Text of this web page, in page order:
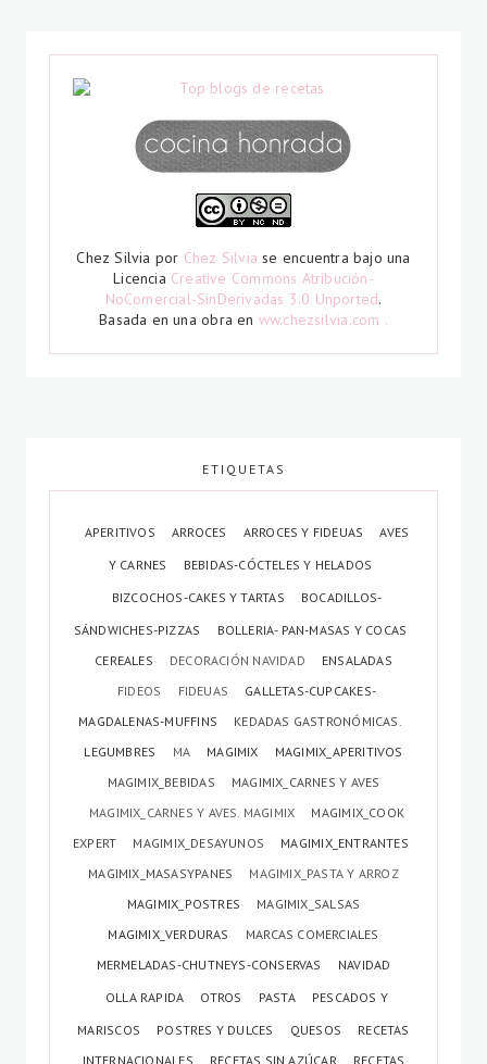
Chez Silvia por Chez Silvia se encuentra bajo una
Licencia Creative Commons Atribución-
NoComercial-SinDerivadas 3.0 Unported.
Basada en una obra en ww.chezsilvia.com .
ETIQUETAS
APERITIVOS ARROCES ARROCES Y FIDEUAS
AVES
Y CARNES
BEBIDAS-CÓCTELES Y HELADOS
BIZCOCHOS-CAKES Y TARTAS
BOCADILLOS-
SÁNDWICHES-PIZZAS
BOLLERIA- PAN-MASAS Y COCAS
CEREALES
DECORACIÓN NAVIDAD
ENSALADAS
FIDEOS
FIDEUAS
GALLETAS-CUPCAKES-
MAGDALENAS-MUFFINS
KEDADAS GASTRONÓMICAS.
LEGUMBRES
MA MAGIMIX
MAGIMIX_APERITIVOS
MAGIMIX_BEBIDAS
MAGIMIX_CARNES Y AVES
MAGIMIX_CARNES Y AVES. MAGIMIX
MAGIMIX_COOK
EXPERT
MAGIMIX_DESAYUNOS
MAGIMIX_ENTRANTES
MAGIMIX_MASASYPANES
MAGIMIX_PASTA Y ARROZ
MAGIMIX_POSTRES
MAGIMIX_SALSAS
MAGIMIX_VERDURAS
MARCAS COMERCIALES
MERMELADAS-CHUTNEYS-CONSERVAS
NAVIDAD
OLLA RAPIDA
OTROS PASTA
PESCADOS Y
MARISCOS
POSTRES Y DULCES QUESOS
RECETAS
INTERNACIONALES
RECETAS SIN AZÚCAR RECETAS